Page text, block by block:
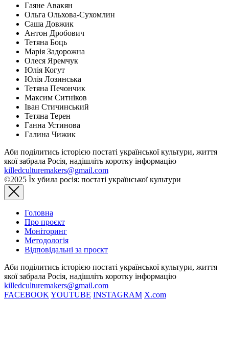
Гаяне Авакян
Ольга Ольхова-Сухомлин
Саша Довжик
Антон Дробович
Тетяна Боць
Марія Задорожна
Олеся Яремчук
Юлія Когут
Юлія Лозинська
Тетяна Печончик
Максим Ситніков
Іван Стичинський
Тетяна Терен
Ганна Устинова
Галина Чижик
Аби поділитись історією постаті української культури, життя
якої забрала Росія, надішліть коротку інформацію
killedculturemakers@gmail.com
©2025 Їх убила росія: постаті української культури
Головна
Про проєкт
Моніторинг
Методологія
Відповідальні за проєкт
Аби поділитись історією постаті української культури, життя
якої забрала Росія, надішліть коротку інформацію
killedculturemakers@gmail.com
FACEBOOK YOUTUBE INSTAGRAM X.com